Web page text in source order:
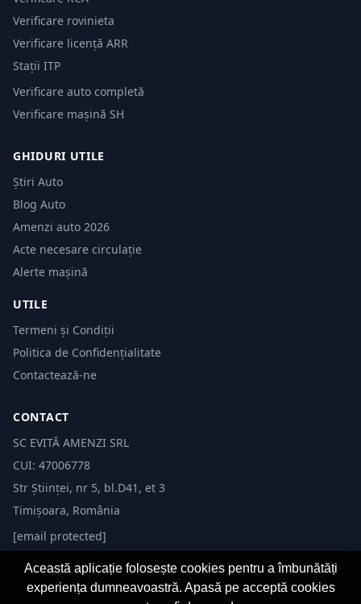
Verificare rovinieta
Verificare licență ARR
Stații ITP
Verificare auto completă
Verificare mașină SH
GHIDURI UTILE
Știri Auto
Blog Auto
Amenzi auto 2026
Acte necesare circulație
Alerte mașină
UTILE
Termeni și Condiții
Politica de Confidențialitate
Contactează-ne
CONTACT
SC EVITĂ AMENZI SRL
CUI: 47006778
Str Științei, nr 5, bl.D41, et 3
Timișoara, România
[email protected]
Această aplicație folosește cookies pentru a îmbunătăți
experiența dumneavoastră. Apasă pe acceptă cookies